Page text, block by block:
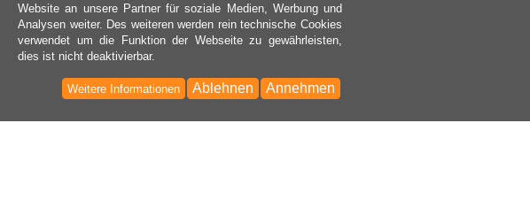
Website an unsere Partner für soziale Medien, Werbung und
Analysen weiter. Des weiteren werden rein technische Cookies
verwendet um die Funktion der Webseite zu gewährleisten,
dies ist nicht deaktivierbar.
Annehmen
Ablehnen
Weitere Informationen